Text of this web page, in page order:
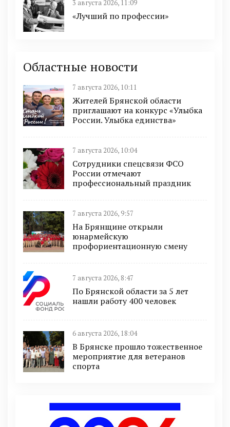
3 августа 2026, 11:09
«Лучший по профессии»
Областные новости
7 августа 2026, 10:11
Жителей Брянской области
приглашают на конкурс «Улыбка
России. Улыбка единства»
7 августа 2026, 10:04
Сотрудники спецсвязи ФСО
России отмечают
профессиональный праздник
7 августа 2026, 9:57
На Брянщине открыли
юнармейскую
профориентационную смену
7 августа 2026, 8:47
По Брянской области за 5 лет
нашли работу 400 человек
6 августа 2026, 18:04
В Брянске прошло тожественное
мероприятие для ветеранов
спорта